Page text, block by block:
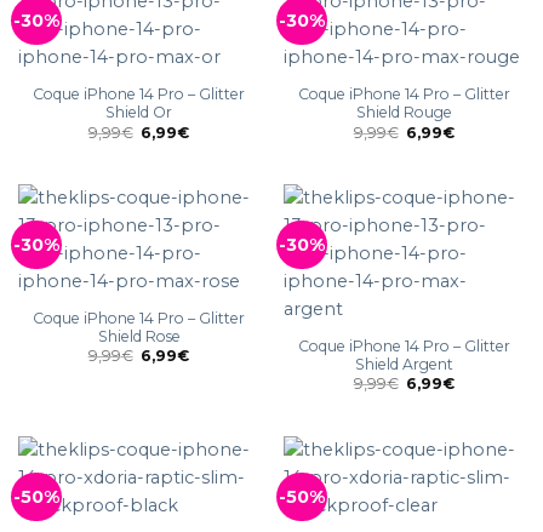
-30%
Coque iPhone 14 Pro – Glitter
Shield Or
9,99€ 6,99€
-30%
Coque iPhone 14 Pro – Glitter
Shield Rouge
9,99€ 6,99€
-30%
Coque iPhone 14 Pro – Glitter
Shield Rose
9,99€ 6,99€
-30%
Coque iPhone 14 Pro – Glitter
Shield Argent
9,99€ 6,99€
-50% -50%